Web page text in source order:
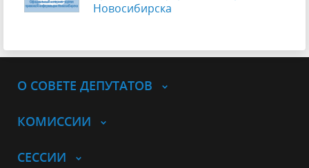
Новосибирска
О СОВЕТЕ ДЕПУТАТОВ
КОМИССИИ
СЕССИИ